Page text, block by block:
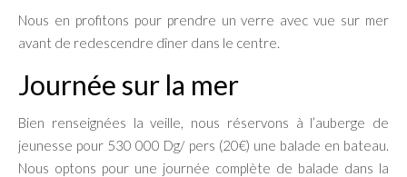
Nous en profitons pour prendre un verre avec vue sur mer
avant de redescendre dîner dans le centre.
Journée sur la mer
Bien renseignées la veille, nous réservons à l’auberge de
jeunesse pour 530 000 Dg/ pers (20€) une balade en bateau.
Nous optons pour une journée complète de balade dans la